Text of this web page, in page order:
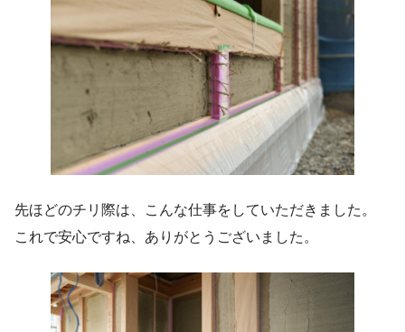
先ほどのチリ際は、こんな仕事をしていただきました。
これで安心ですね、ありがとうございました。